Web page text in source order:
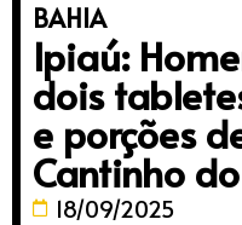
BAHIA
Ipiaú:
dois
e porções
Cantinho
18/09/2025